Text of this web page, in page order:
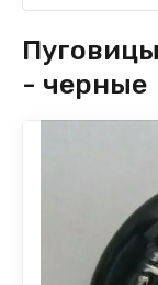
- черные